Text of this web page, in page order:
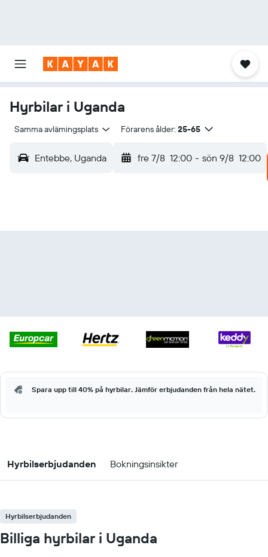
Hyrbilar i Uganda
Samma avlämingsplats Förarens ålder: 25-65
Entebbe, Uganda fre 7/8 12:00 - sön 9/8 12:00
Spara upp till 40% på hyrbilar. Jämför erbjudanden från hela nätet.
Hyrbilserbjudanden Bokningsinsikter
Hyrbilserbjudanden
Billiga hyrbilar i Uganda